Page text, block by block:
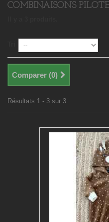
COMBINAISONS
Comparer (0)
Résultats 1 - 3 sur 3.